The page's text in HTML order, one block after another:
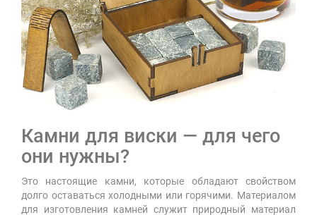
Камни для виски — для чего
они нужны?
Это настоящие камни, которые обладают свойством
долго оставаться холодными или горячими. Материалом
для изготовления камней служит природный материал